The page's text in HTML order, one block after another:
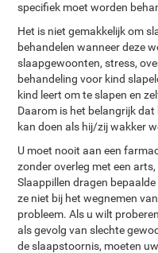
specifiek moet worden
Het is niet gemakkelijk om
behandelen wanneer deze
slaapgewoonten, stress,
behandeling voor kind
kind leert om te slapen en
Daarom is het belangrijk
kan doen als hij/zij wakker
U moet nooit aan een
zonder overleg met een
Slaappillen dragen
ze niet bij het wegnemen
probleem. Als u wilt proberen
als gevolg van slechte
de slaapstoornis, moeten